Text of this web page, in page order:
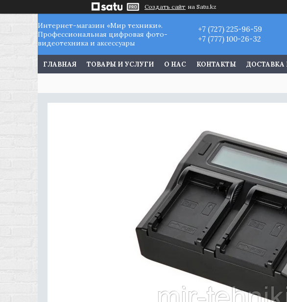
Создать сайт на Satu.kz
Интернет-магазин «Мир техники».
Профессиональная цифровая фото-
видеотехника и аксессуары
+7 (727) 225-96-59
+7 (777) 100-26-32
ГЛАВНАЯ ТОВАРЫ И УСЛУГИ О НАС КОНТАКТЫ ДОСТАВКА